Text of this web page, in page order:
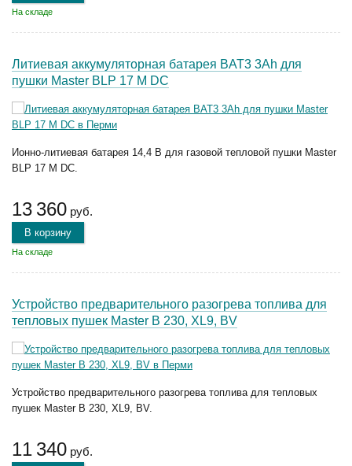
На складе
Литиевая аккумуляторная батарея BAT3 3Ah для
пушки Master BLP 17 M DC
Ионно-литиевая батарея 14,4 В для газовой тепловой пушки Master
BLP 17 M DC.
13 360 руб.
В корзину
На складе
Устройство предварительного разогрева топлива для
тепловых пушек Master B 230, XL9, BV
Устройство предварительного разогрева топлива для тепловых
пушек Master B 230, XL9, BV.
11 340 руб.